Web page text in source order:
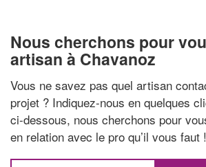
Nous cherchons pour
artisan à Chavanoz
Vous ne savez pas quel artisan
projet ? Indiquez-nous en quelques
ci-dessous, nous cherchons pour
en relation avec le pro qu’il vous faut !